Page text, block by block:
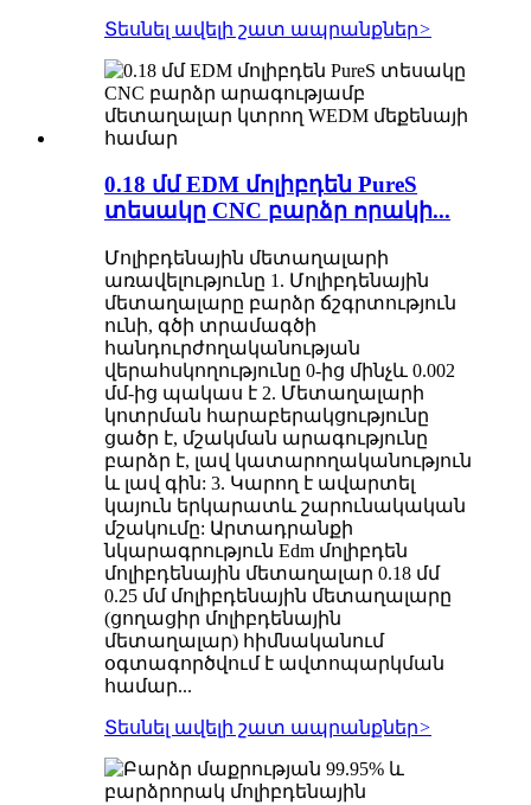
Տեսնել ավելի շատ ապրանքներ>
0.18 մմ EDM մոլիբդեն PureS
տեսակը CNC բարձր որակի...
Մոլիբդենային մետաղալարի
առավելությունը 1. Մոլիբդենային
մետաղալարը բարձր ճշգրտություն
ունի, գծի տրամագծի
հանդուրժողականության
վերահսկողությունը 0-ից մինչև 0.002
մմ-ից պակաս է 2. Մետաղալարի
կոտրման հարաբերակցությունը
ցածր է, մշակման արագությունը
բարձր է, լավ կատարողականություն
և լավ գին: 3. Կարող է ավարտել
կայուն երկարատև շարունակական
մշակումը: Արտադրանքի
նկարագրություն Edm մոլիբդեն
մոլիբդենային մետաղալար 0.18 մմ
0.25 մմ մոլիբդենային մետաղալարը
(ցողացիր մոլիբդենային
մետաղալար) հիմնականում
օգտագործվում է ավտոպարկման
համար...
Տեսնել ավելի շատ ապրանքներ>